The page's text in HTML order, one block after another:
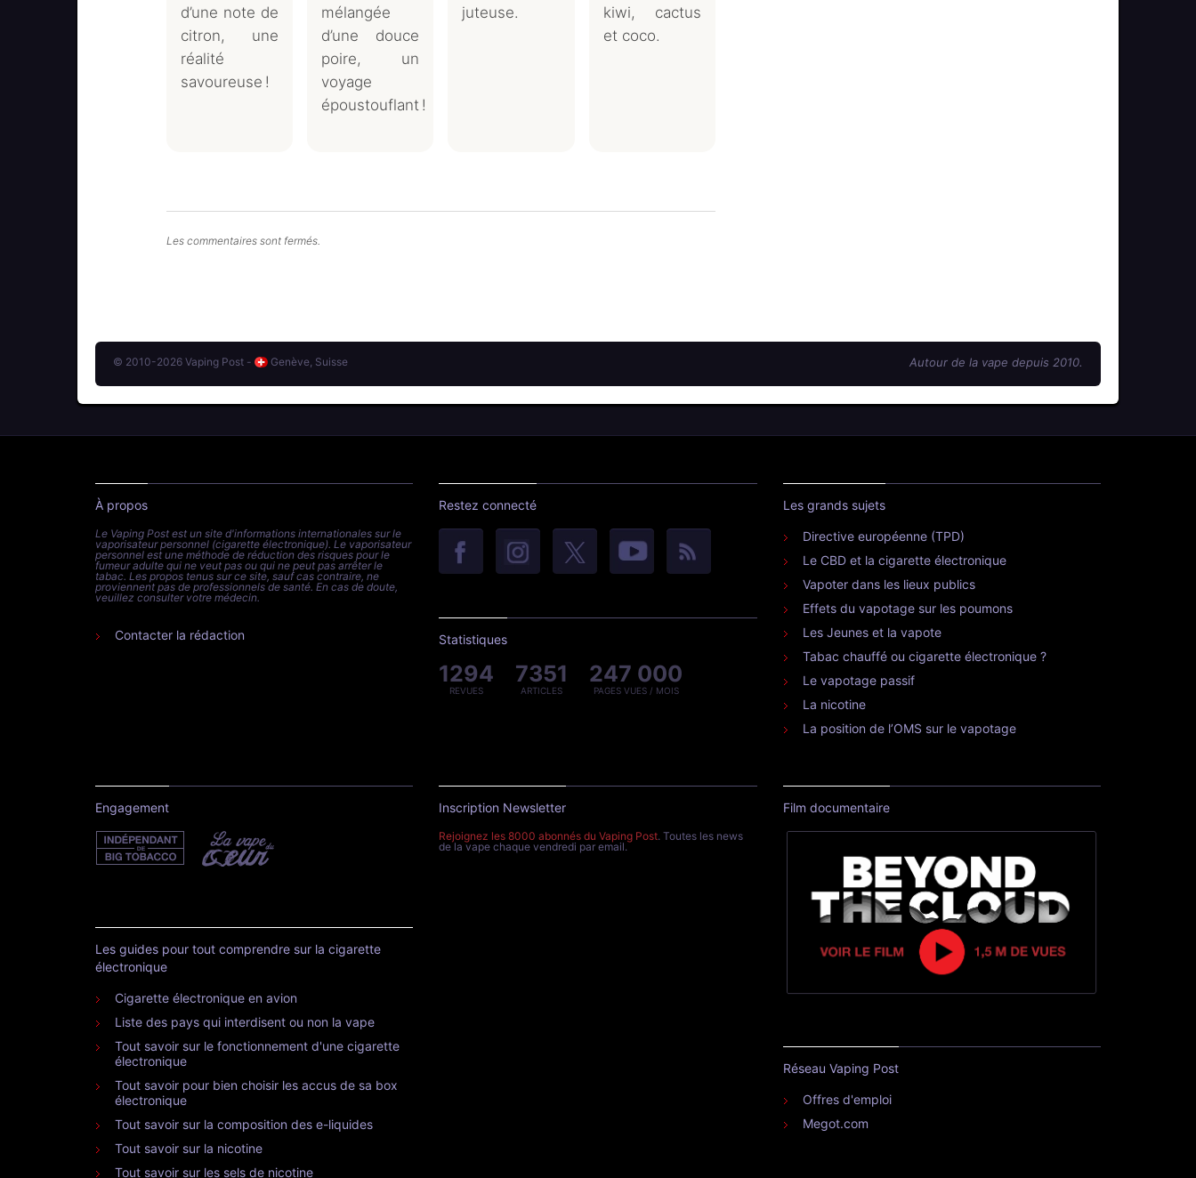
d’une note de
citron, une
réalité
savoureuse !
mélangée
d’une douce
poire, un
voyage
époustouflant !
juteuse.
kiwi, cactus
et coco.
Les commentaires sont fermés.
© 2010-2026 Vaping Post - Genève, Suisse Autour de la vape depuis 2010.
À propos
Le Vaping Post est un site d'informations internationales sur le
vaporisateur personnel (cigarette électronique). Le vaporisateur
personnel est une méthode de réduction des risques pour le
fumeur adulte qui ne veut pas ou qui ne peut pas arrêter le
tabac. Les propos tenus sur ce site, sauf cas contraire, ne
proviennent pas de professionnels de santé. En cas de doute,
veuillez consulter votre médecin.
Contacter la rédaction
Restez connecté
Statistiques
1294
REVUES
7351
ARTICLES
247 000
PAGES VUES / MOIS
Les grands sujets
Directive européenne (TPD)
Le CBD et la cigarette électronique
Vapoter dans les lieux publics
Effets du vapotage sur les poumons
Les Jeunes et la vapote
Tabac chauffé ou cigarette électronique ?
Le vapotage passif
La nicotine
La position de l’OMS sur le vapotage
Engagement
Les guides pour tout comprendre sur la cigarette
électronique
Cigarette électronique en avion
Liste des pays qui interdisent ou non la vape
Tout savoir sur le fonctionnement d'une cigarette
électronique
Tout savoir pour bien choisir les accus de sa box
électronique
Tout savoir sur la composition des e-liquides
Tout savoir sur la nicotine
Tout savoir sur les sels de nicotine
Inscription Newsletter
Rejoignez les 8000 abonnés du Vaping Post. Toutes les news
de la vape chaque vendredi par email.
Film documentaire
Réseau Vaping Post
Offres d'emploi
Megot.com